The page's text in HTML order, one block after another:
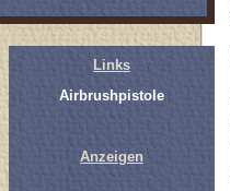
Links
Airbrushpistole
Anzeigen